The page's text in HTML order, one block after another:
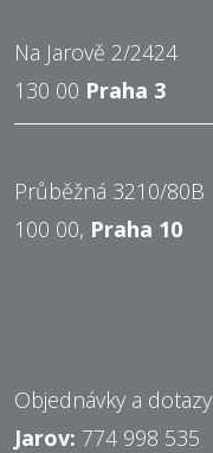
Na Jarově 2/2424
130 00 Praha 3
Průběžná 3210/80B
100 00, Praha 10
Objednávky a dotazy
Jarov: 774 998 535